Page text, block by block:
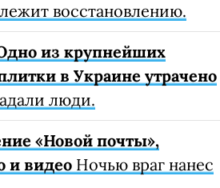
восстановлению.
из крупнейших
в Украине утрачено
люди.
«Новой почты»,
и видео Ночью враг нанес